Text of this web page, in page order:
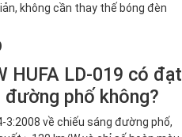
không cần thay thế bóng đèn
HUFA LD-019 có đạt
đường phố không?
về chiếu sáng đường phố,